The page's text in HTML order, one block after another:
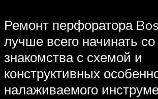
Ремонт перфоратора
лучше всего начинать со
знакомства с схемой и
конструктивных
налаживаемого